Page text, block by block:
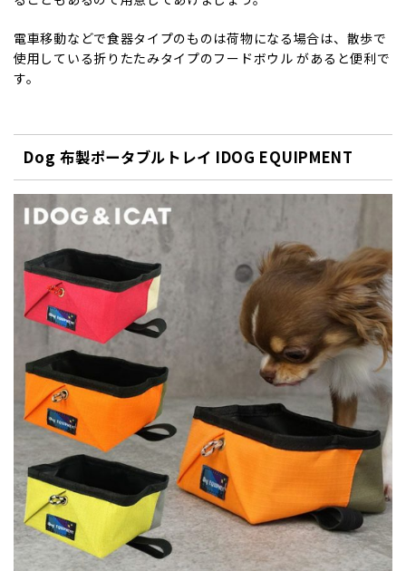
電車移動などで食器タイプのものは荷物になる場合は、散歩で
使用している折りたたみタイプのフードボウル があると便利で
す。
Dog 布製ポータブルトレイ IDOG EQUIPMENT